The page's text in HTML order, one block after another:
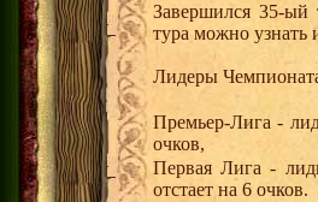
Завершился 35-
тура можно узнать
Лидеры
Премьер-Лига -
очков,
Первая Лига -
отстает на 6 очков.